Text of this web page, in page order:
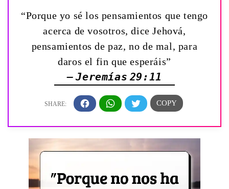
“Porque yo sé los pensamientos que tengo
acerca de vosotros, dice Jehová,
pensamientos de paz, no de mal, para
daros el fin que esperáis”
— Jeremías 29:11